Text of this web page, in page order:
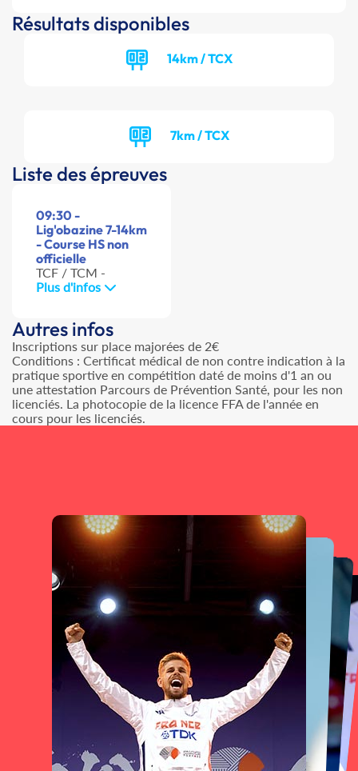
Résultats disponibles
14km / TCX
7km / TCX
Liste des épreuves
09:30 -
Lig'obazine 7-14km
- Course HS non
officielle
TCF / TCM -
Plus d'infos
Autres infos
Inscriptions sur place majorées de 2€
Conditions : Certificat médical de non contre indication à la
pratique sportive en compétition daté de moins d'1 an ou
une attestation Parcours de Prévention Santé, pour les non
licenciés. La photocopie de la licence FFA de l'année en
cours pour les licenciés.